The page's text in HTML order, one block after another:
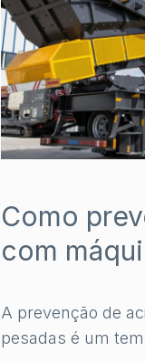
Como
com
A prevenção de
pesadas é um